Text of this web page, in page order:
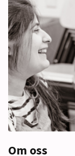
Om oss